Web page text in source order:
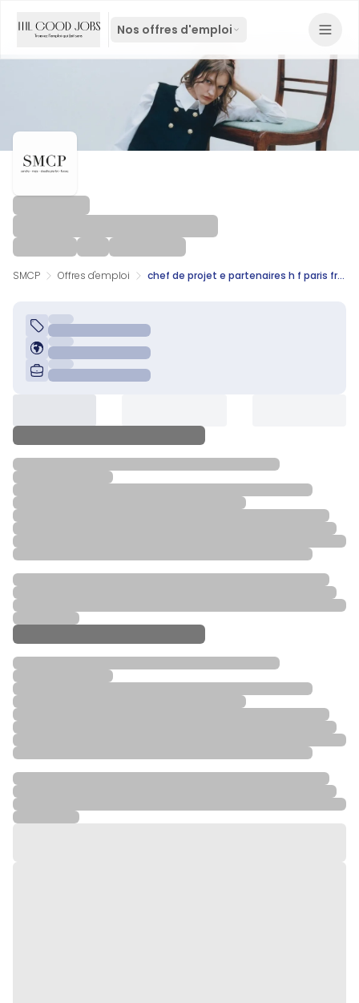
Nos offres d'emploi
SMCP Offres d'emploi chef de projet e partenaires h f paris france